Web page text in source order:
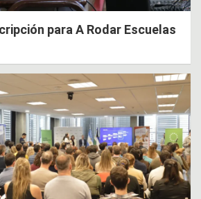
para A Rodar Escuelas